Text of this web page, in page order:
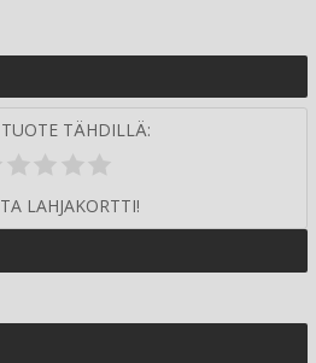
TÄHDILLÄ:
LAHJAKORTTI!